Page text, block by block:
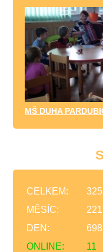
MŠ DUHA
ONLINE: 11
CELKEM:
MĚSÍC:
DEN:
698